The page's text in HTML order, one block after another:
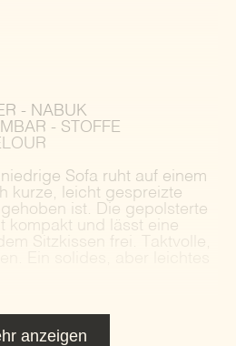
- NABUK
- STOFFE
Sofa ruht auf einem
kurze, leicht gespreizte
ist. Die gepolsterte
kompakt und lässt eine
anzeigen